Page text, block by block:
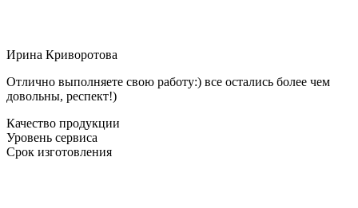
Ирина Криворотова
Отлично выполняете свою работу:) все остались более чем
довольны, респект!)
Качество продукции
Уровень сервиса
Срок изготовления